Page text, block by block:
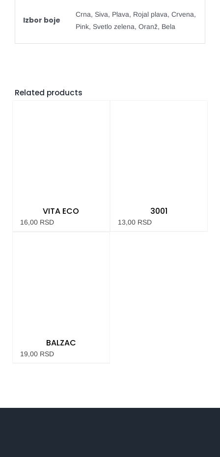
Izbor boje
Crna, Siva, Plava, Rojal plava, Crvena,
Pink, Svetlo zelena, Oranž, Bela
Related products
VITA ECO
16,00 RSD
3001
13,00 RSD
BALZAC
19,00 RSD